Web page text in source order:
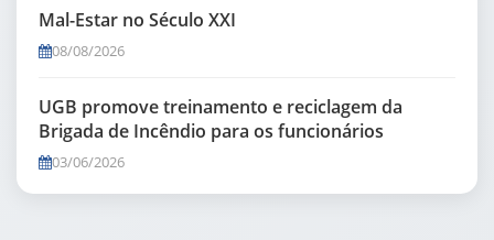
Mal-Estar no Século XXI
08/08/2026
UGB promove treinamento e reciclagem da
Brigada de Incêndio para os funcionários
03/06/2026